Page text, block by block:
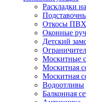
Раскладки
Откосы ПВХ
Оконные
Детский
Москитные
Москитная
Москитная
Водоотливы
Балконная